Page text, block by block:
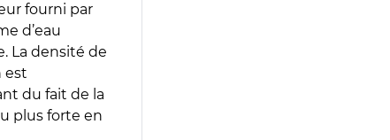
fourni par
d’eau
La densité de
est
du fait de la
plus forte en